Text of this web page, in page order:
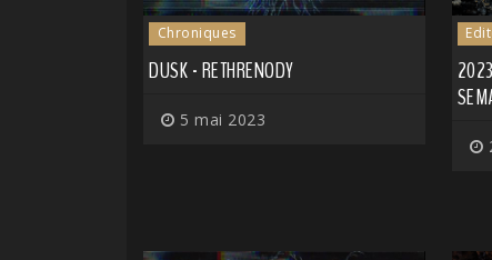
Chroniques
DUSK - RETHRENODY
5 mai 2023